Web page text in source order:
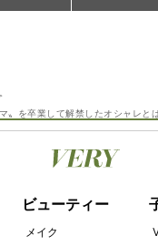
〟を卒業して解禁したオシャレと
ビューティー
メイク